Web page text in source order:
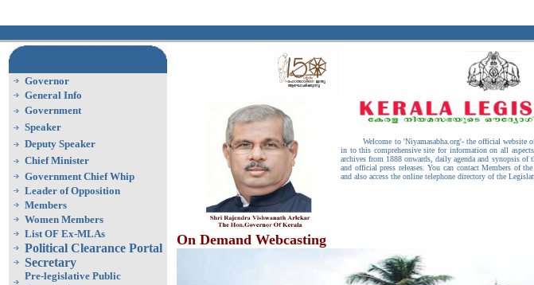
Governor
General Info
Government
Speaker
Deputy Speaker
Chief Minister
Government Chief Whip
Leader of Opposition
Members
Women Members
List OF Ex-MLAs
Political Clearance Portal
Secretary
Pre-legislative Public
Welcome to 'Niyamasabha.org'- the official website
in to this comprehensive site for information on all
archives from 1888 onwards, daily agenda and synopsis of
and official press releases. You can contact Members of
and also access the online telephone directory of the
On Demand Webcasting